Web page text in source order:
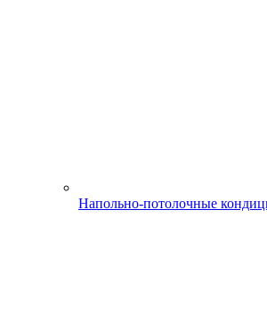
Напольно-потолочные